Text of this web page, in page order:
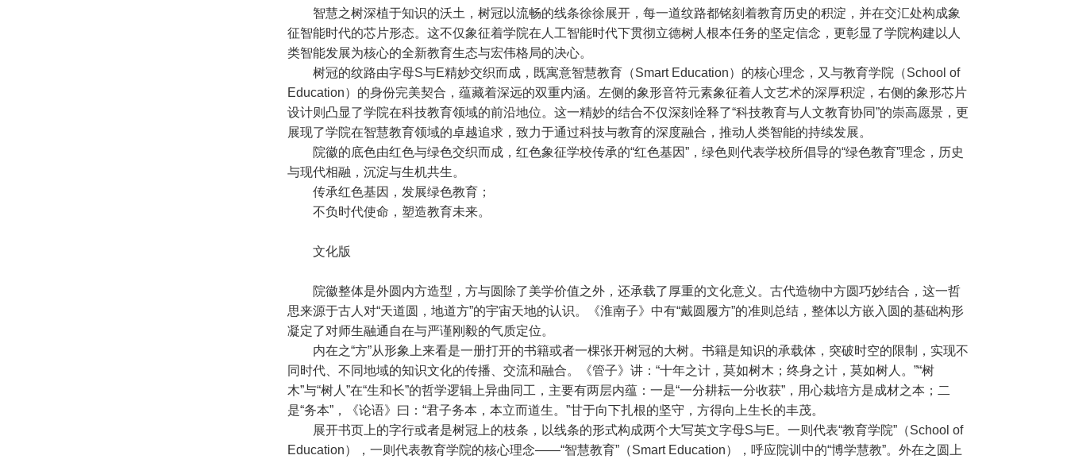
智慧之树深植于知识的沃土，树冠以流畅的线条徐徐展开，每一道纹路都铭刻着教育历史的积淀，并在交汇处构成象
征智能时代的芯片形态。这不仅象征着学院在人工智能时代下贯彻立德树人根本任务的坚定信念，更彰显了学院构建以人
类智能发展为核心的全新教育生态与宏伟格局的决心。
树冠的纹路由字母S与E精妙交织而成，既寓意智慧教育（Smart Education）的核心理念，又与教育学院（School of
Education）的身份完美契合，蕴藏着深远的双重内涵。左侧的象形音符元素象征着人文艺术的深厚积淀，右侧的象形芯片
设计则凸显了学院在科技教育领域的前沿地位。这一精妙的结合不仅深刻诠释了“科技教育与人文教育协同”的崇高愿景，更
展现了学院在智慧教育领域的卓越追求，致力于通过科技与教育的深度融合，推动人类智能的持续发展。
院徽的底色由红色与绿色交织而成，红色象征学校传承的“红色基因”，绿色则代表学校所倡导的“绿色教育”理念，历史
与现代相融，沉淀与生机共生。
传承红色基因，发展绿色教育；
不负时代使命，塑造教育未来。
文化版
院徽整体是外圆内方造型，方与圆除了美学价值之外，还承载了厚重的文化意义。古代造物中方圆巧妙结合，这一哲
思来源于古人对“天道圆，地道方”的宇宙天地的认识。《淮南子》中有“戴圆履方”的准则总结，整体以方嵌入圆的基础构形
凝定了对师生融通自在与严谨刚毅的气质定位。
内在之“方”从形象上来看是一册打开的书籍或者一棵张开树冠的大树。书籍是知识的承载体，突破时空的限制，实现不
同时代、不同地域的知识文化的传播、交流和融合。《管子》讲：“十年之计，莫如树木；终身之计，莫如树人。”“树
木”与“树人”在“生和长”的哲学逻辑上异曲同工，主要有两层内蕴：一是“一分耕耘一分收获”，用心栽培方是成材之本；二
是“务本”，《论语》曰：“君子务本，本立而道生。”甘于向下扎根的坚守，方得向上生长的丰茂。
展开书页上的字行或者是树冠上的枝条，以线条的形式构成两个大写英文字母S与E。一则代表“教育学院”（‌School of
Education），一则代表教育学院的核心理念——“智慧教育”（Smart Education），呼应院训中的“博学慧教”。外在之圆上